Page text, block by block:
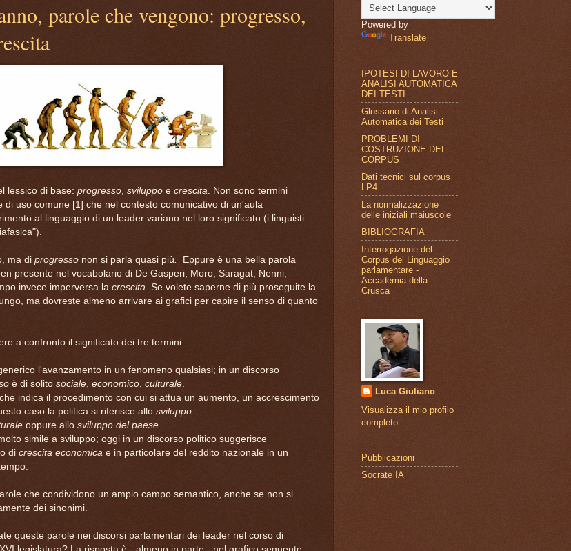
parole che vengono: progresso,
lessico di base: progresso, sviluppoe crescita . Non sono termini
di uso comune [1] che nel contesto comunicativo di un'aula
al linguaggio di un leader variano nel loro significato (i linguisti
ma di progressonon si parla quasi più
Eppure è una bella parola
presente nel vocabolario di De Gasperi, Moro, Saragat, Nenni,
invece imperversa la crescita . Se volete saperne di più proseguite la
ma dovreste almeno arrivare ai grafici per capire il senso di quanto
a confronto il significato dei tre termini:
l'avanzamento in un fenomeno qualsiasi; in un discorso
è di solito sociale, economico, culturale.
indica il procedimento con cui si attua un aumento, un accrescimento
caso la politica si riferisce allo sviluppo
oppure allo sviluppo del paese.
simile a sviluppo; oggi in un discorso politico suggerisce
di crescita economica e in particolare del reddito nazionale in un
che condividono un ampio campo semantico, anche se non si
dei sinonimi.
queste parole nei discorsi parlamentari dei leader nel corso di
Powered by
Translate
IPOTESI DI LAVORO E
ANALISI AUTOMATICA
DEI TESTI
Glossario di Analisi
Automatica dei Testi
PROBLEMI DI
COSTRUZIONE DEL
CORPUS
Dati tecnici sul corpus
LP4
La normalizzazione
delle iniziali maiuscole
BIBLIOGRAFIA
Interrogazione del
Corpus del Linguaggio
parlamentare -
Accademia della
Crusca
Luca Giuliano
Visualizza il mio profilo
completo
Pubblicazioni
Socrate IA